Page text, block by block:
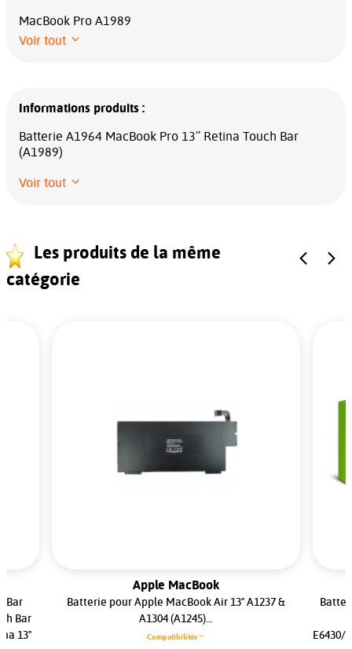
MacBook Pro A1989
Voir tout
Informations produits :
Batterie A1964 MacBook Pro 13’’ Retina Touch Bar
(A1989)
Voir tout
Les produits de la même
catégorie
Bar
Bar
13"
Apple MacBook
Batterie pour Apple MacBook Air 13" A1237 &
A1304 (A1245)...
Compatibilités E6430/